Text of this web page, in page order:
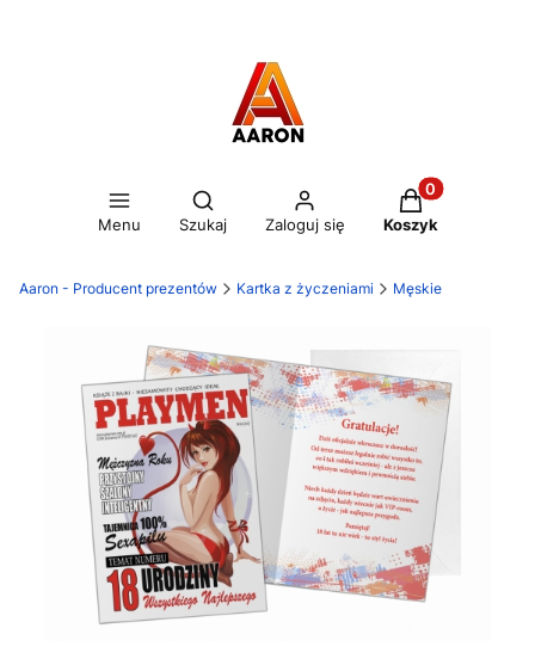
Menu
Otwórz wyszukiwarkę
Szukaj Zaloguj się
Produkty w
Koszyk
Aaron - Producent prezentów Kartka z życzeniami Męskie